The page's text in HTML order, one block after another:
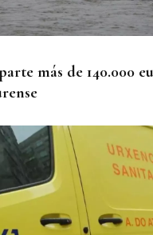
más de 140.000